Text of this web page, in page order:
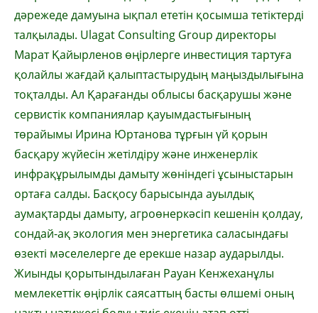
дәрежеде дамуына ықпал ететін қосымша тетіктерді
талқылады. Ulagat Consulting Group директоры
Марат Қайырленов өңірлерге инвестиция тартуға
қолайлы жағдай қалыптастырудың маңыздылығына
тоқталды. Ал Қарағанды облысы басқарушы және
сервистік компаниялар қауымдастығының
төрайымы Ирина Юртанова тұрғын үй қорын
басқару жүйесін жетілдіру және инженерлік
инфрақұрылымды дамыту жөніндегі ұсыныстарын
ортаға салды. Басқосу барысында ауылдық
аумақтарды дамыту, агроөнеркәсіп кешенін қолдау,
сондай-ақ экология мен энергетика саласындағы
өзекті мәселелерге де ерекше назар аударылды.
Жиынды қорытындылаған Рауан Кенжеханұлы
мемлекеттік өңірлік саясаттың басты өлшемі оның